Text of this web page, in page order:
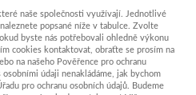
Showroom
627, Kyjov 69701
Pá: po domluvě (více info)
naše společnosti využívají. Jednotlivé
popsané níže v tabulce. Zvolte
byste nás potřebovali ohledně výkonu
cookies kontaktovat, obraťte se prosím na
na našeho Pověřence pro ochranu
údaji nenakládáme, jak bychom
pro ochranu osobních údajů. Budeme